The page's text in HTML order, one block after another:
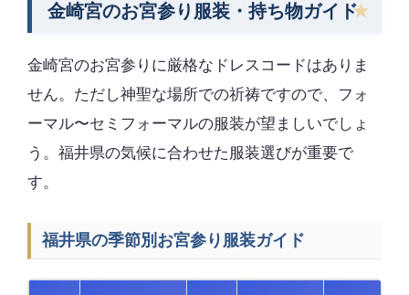
金崎宮のお宮参り服装・持ち物ガイド
金崎宮のお宮参りに厳格なドレスコードはありま
せん。ただし神聖な場所での祈祷ですので、フォ
ーマル〜セミフォーマルの服装が望ましいでしょ
う。福井県の気候に合わせた服装選びが重要で
す。
福井県の季節別お宮参り服装ガイド